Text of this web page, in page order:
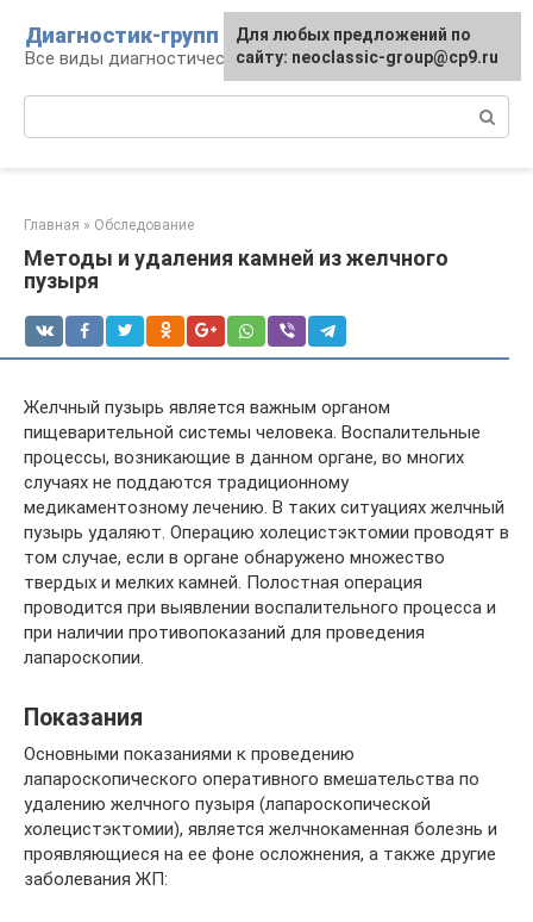
контенту
Диагностик-групп
Все виды диагностических манипуляций
Главная » Обследование
Методы и удаления камней из желчного
пузыря
Желчный пузырь является важным органом
пищеварительной системы человека. Воспалительные
процессы, возникающие в данном органе, во многих
случаях не поддаются традиционному
медикаментозному лечению. В таких ситуациях желчный
пузырь удаляют. Операцию холецистэктомии проводят в
том случае, если в органе обнаружено множество
твердых и мелких камней. Полостная операция
проводится при выявлении воспалительного процесса и
при наличии противопоказаний для проведения
лапароскопии.
Показания
Основными показаниями к проведению
лапароскопического оперативного вмешательства по
удалению желчного пузыря (лапароскопической
холецистэктомии), является желчнокаменная болезнь и
проявляющиеся на ее фоне осложнения, а также другие
заболевания ЖП:
Для любых предложений по
сайту: neoclassic-group@cp9.ru